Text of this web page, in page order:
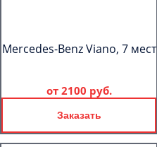
Mercedes-Benz Viano, 7 мест
от 2100 руб.
Заказать